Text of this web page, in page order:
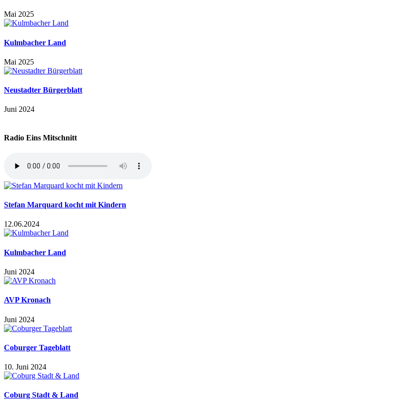
Mai 2025
Kulmbacher Land
Mai 2025
Neustadter Bürgerblatt
Juni 2024
Radio Eins Mitschnitt
Stefan Marquard kocht mit Kindern
12.06.2024
Kulmbacher Land
Juni 2024
AVP Kronach
Juni 2024
Coburger Tageblatt
10. Juni 2024
Coburg Stadt & Land